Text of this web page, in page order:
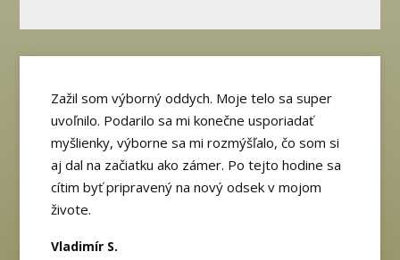
Zažil som výborný oddych. Moje telo sa super
uvoľnilo. Podarilo sa mi konečne usporiadať
myšlienky, výborne sa mi rozmýšľalo, čo som si
aj dal na začiatku ako zámer. Po tejto hodine sa
cítim byť pripravený na nový odsek v mojom
živote.
Vladimír S.